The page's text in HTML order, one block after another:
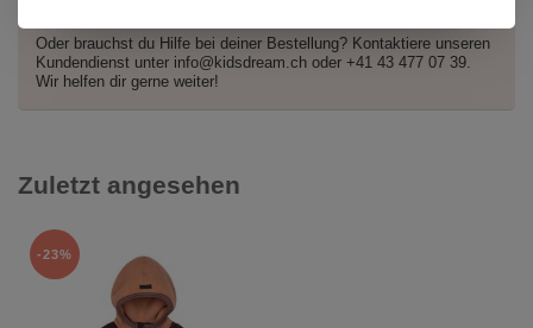
Oder brauchst du Hilfe bei deiner Bestellung? Kontaktiere unseren
Kundendienst unter info@kidsdream.ch oder +41 43 477 07 39.
Wir helfen dir gerne weiter!
Zuletzt angesehen
-23%